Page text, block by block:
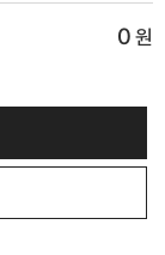
0 원